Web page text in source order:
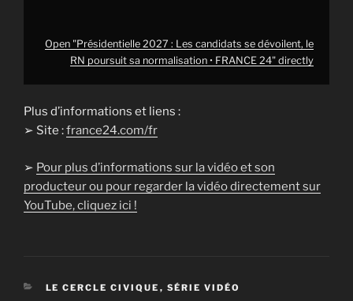
Open "Présidentielle 2027 : Les candidats se dévoilent, le
RN poursuit sa normalisation • FRANCE 24" directly
Plus d’informations et liens :
➢ Site :france24.com/fr
➢ Pour plus d’informations sur la vidéo et son
producteur ou pour regarder la vidéo directement sur
YouTube, cliquez ici !
CATÉGORIES
LE CERCLE CIVIQUE , SÉRIE VIDÉO